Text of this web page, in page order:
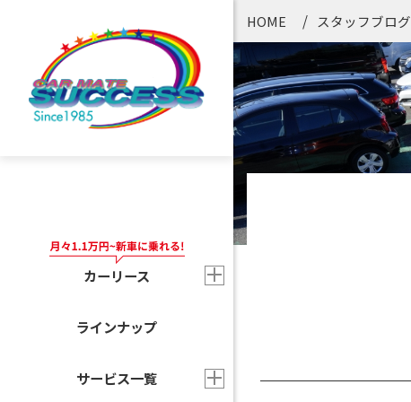
カーリース
ラインナップ
サービス一覧
HOME スタッフブログ